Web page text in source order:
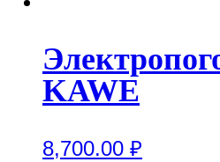
KAWE
8,700.00 ₽